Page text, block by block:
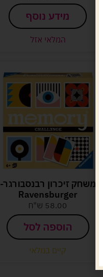
מידע נוסף
המלאי אזל
משחק זיכרון רבנסבורגר-
Ravensburger
58.00 ש"ח
הוספה לסל
קיים במלאי